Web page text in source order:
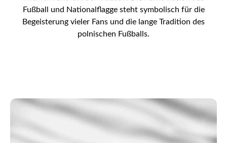
Fußball und Nationalflagge steht symbolisch für die
Begeisterung vieler Fans und die lange Tradition des
polnischen Fußballs.